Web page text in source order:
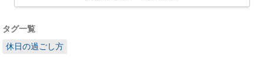
タグ一覧
休日の過ごし方